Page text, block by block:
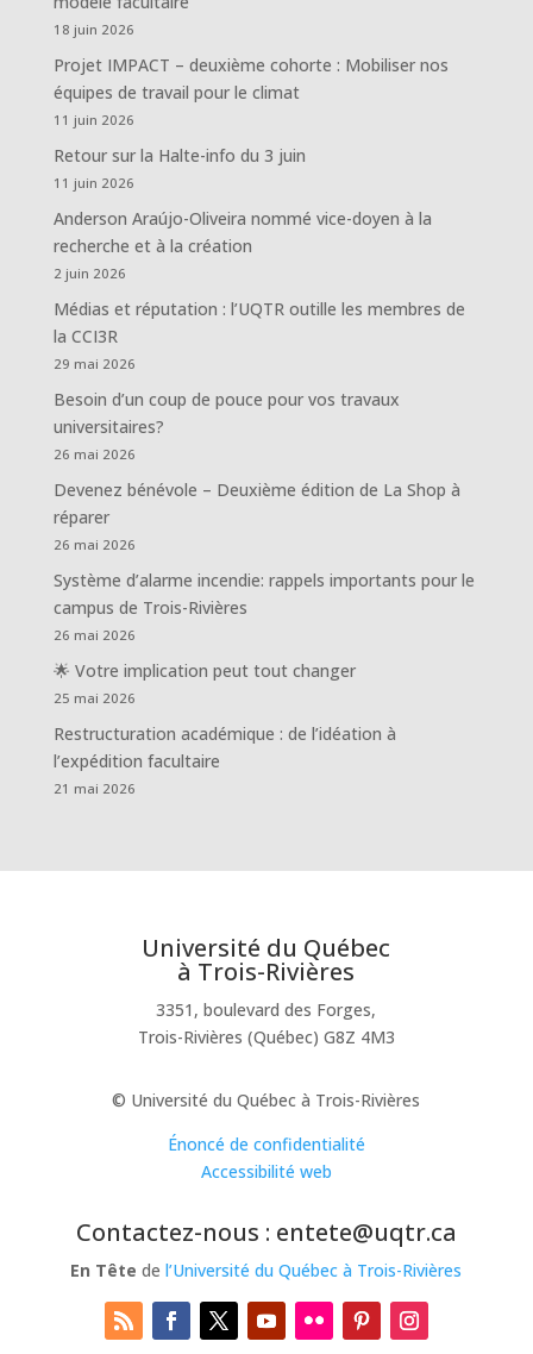
18 juin 2026
Projet IMPACT – deuxième cohorte : Mobiliser nos
équipes de travail pour le climat
11 juin 2026
Retour sur la Halte-info du 3 juin
11 juin 2026
Anderson Araújo-Oliveira nommé vice-doyen à la
recherche et à la création
2 juin 2026
Médias et réputation : l’UQTR outille les membres de
la CCI3R
29 mai 2026
Besoin d’un coup de pouce pour vos travaux
universitaires?
26 mai 2026
Devenez bénévole – Deuxième édition de La Shop à
réparer
26 mai 2026
Système d’alarme incendie: rappels importants pour le
campus de Trois-Rivières
26 mai 2026
🌟 Votre implication peut tout changer
25 mai 2026
Restructuration académique : de l’idéation à
l’expédition facultaire
21 mai 2026
Université du Québec
à Trois-Rivières
3351, boulevard des Forges,
Trois-Rivières (Québec) G8Z 4M3
© Université du Québec à Trois-Rivières
Énoncé de confidentialité
Accessibilité web
Contactez-nous : entete@uqtr.ca
En Tête del’Université du Québec à Trois-Rivières